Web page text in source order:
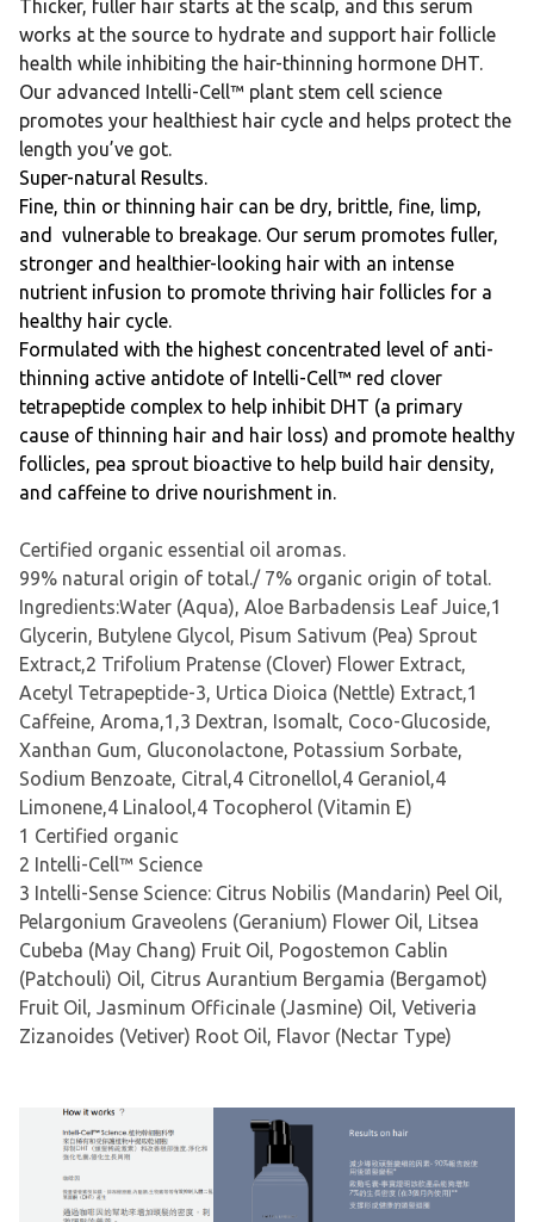
Thicker, fuller hair starts at the scalp, and this serum
works at the source to hydrate and support hair follicle
health while inhibiting the hair-thinning hormone DHT.
Our advanced Intelli-Cell™ plant stem cell science
promotes your healthiest hair cycle and helps protect the
length you’ve got.
Super-natural Results.
Fine, thin or thinning hair can be dry, brittle, fine, limp,
and vulnerable to breakage. Our serum promotes fuller,
stronger and healthier-looking hair with an intense
nutrient infusion to promote thriving hair follicles for a
healthy hair cycle.
Formulated with the highest concentrated level of anti-
thinning active antidote of Intelli-Cell™ red clover
tetrapeptide complex to help inhibit DHT (a primary
cause of thinning hair and hair loss) and promote healthy
follicles, pea sprout bioactive to help build hair density,
and caffeine to drive nourishment in.
Certified organic essential oil aromas.
99% natural origin of total./ 7% organic origin of total.
Ingredients:Water (Aqua), Aloe Barbadensis Leaf Juice,1
Glycerin, Butylene Glycol, Pisum Sativum (Pea) Sprout
Extract,2 Trifolium Pratense (Clover) Flower Extract,
Acetyl Tetrapeptide-3, Urtica Dioica (Nettle) Extract,1
Caffeine, Aroma,1,3 Dextran, Isomalt, Coco-Glucoside,
Xanthan Gum, Gluconolactone, Potassium Sorbate,
Sodium Benzoate, Citral,4 Citronellol,4 Geraniol,4
Limonene,4 Linalool,4 Tocopherol (Vitamin E)
1 Certified organic
2 Intelli-Cell™ Science
3 Intelli-Sense Science: Citrus Nobilis (Mandarin) Peel Oil,
Pelargonium Graveolens (Geranium) Flower Oil, Litsea
Cubeba (May Chang) Fruit Oil, Pogostemon Cablin
(Patchouli) Oil, Citrus Aurantium Bergamia (Bergamot)
Fruit Oil, Jasminum Officinale (Jasmine) Oil, Vetiveria
Zizanoides (Vetiver) Root Oil, Flavor (Nectar Type)